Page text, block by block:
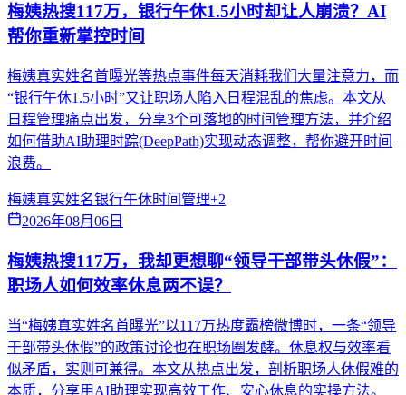
梅姨热搜117万，银行午休1.5小时却让人崩溃？AI
帮你重新掌控时间
梅姨真实姓名首曝光等热点事件每天消耗我们大量注意力，而
“银行午休1.5小时”又让职场人陷入日程混乱的焦虑。本文从
日程管理痛点出发，分享3个可落地的时间管理方法，并介绍
如何借助AI助理时踪(DeepPath)实现动态调整，帮你避开时间
浪费。
梅姨真实姓名银行午休时间管理+2
2026年08月06日
梅姨热搜117万，我却更想聊“领导干部带头休假”：
职场人如何效率休息两不误？
当“梅姨真实姓名首曝光”以117万热度霸榜微博时，一条“领导
干部带头休假”的政策讨论也在职场圈发酵。休息权与效率看
似矛盾，实则可兼得。本文从热点出发，剖析职场人休假难的
本质，分享用AI助理实现高效工作、安心休息的实操方法。